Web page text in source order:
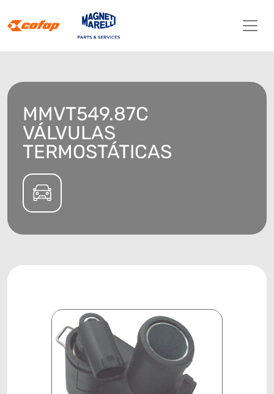
MMVT549.87C
VÁLVULAS
TERMOSTÁTICAS